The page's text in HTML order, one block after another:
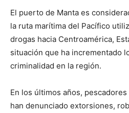
El puerto de Manta es
la ruta marítima del Pacífico
drogas hacia Centroamérica,
situación que ha incrementado
criminalidad en la región.
En los últimos años,
han denunciado extorsiones,